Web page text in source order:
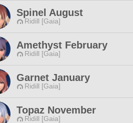
Spinel August
Ridill [Gaia]
Amethyst February
Ridill [Gaia]
Garnet January
Ridill [Gaia]
Topaz November
Ridill [Gaia]